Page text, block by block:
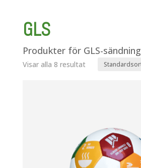
GLS
Produkter för GLS-sändning
Visar alla 8 resultat